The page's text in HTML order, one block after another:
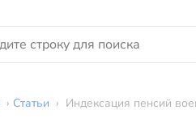
› Статьи › Индексация пенсий